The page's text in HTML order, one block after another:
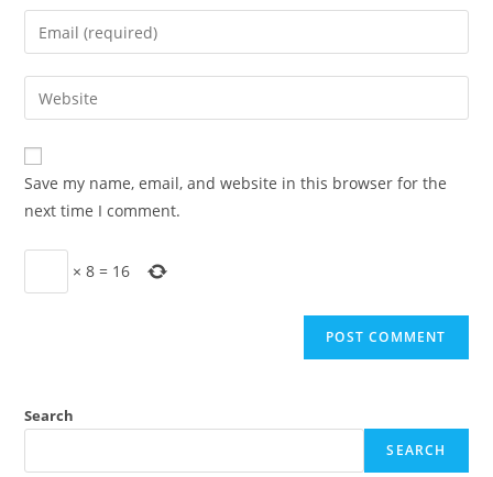
name
comment
Enter
your
email
address
comment
Enter
your
website
URL
(optional)
Save my name, email, and website in this browser for the
next time I comment.
×8 = 16
Search
SEARCH